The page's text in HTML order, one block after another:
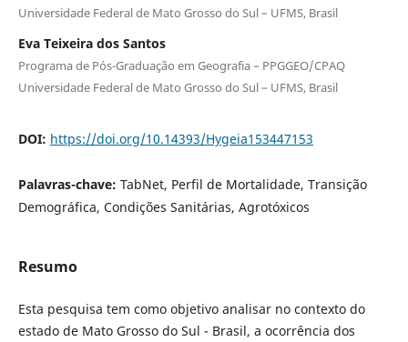
Universidade Federal de Mato Grosso do Sul – UFMS, Brasil
Eva Teixeira dos Santos
Programa de Pós-Graduação em Geografia – PPGGEO/CPAQ
Universidade Federal de Mato Grosso do Sul – UFMS, Brasil
DOI: https://doi.org/10.14393/Hygeia153447153
Palavras-chave: TabNet, Perfil de Mortalidade, Transição
Demográfica, Condições Sanitárias, Agrotóxicos
Resumo
Esta pesquisa tem como objetivo analisar no contexto do
estado de Mato Grosso do Sul - Brasil, a ocorrência dos